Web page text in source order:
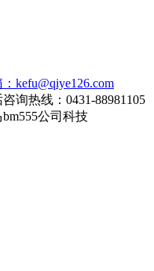
kefu@qiye126.com
咨询热线：0431-88981105
公司科技